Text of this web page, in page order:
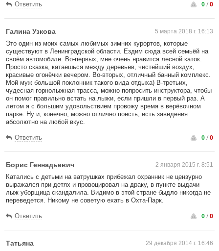
Ответить 0/0
Галина Узкова 5 марта 2018 г. 16:13
Это один из моих самых любимых зимних курортов, которые
существуют в Ленинградской области. Ездим сюда всей семьёй на
своём автомобиле. Во-первых, мне очень нравится лесной каток.
Просто сказка, катаешься между деревьев, чистейший воздух,
красивые огонёчки вечером. Во-вторых, отличный банный комплекс.
Мой муж большой поклонник такого вида отдыха) В-третьих,
чудесная горнолыжная трасса, можно попросить инструктора, чтобы
он помог правильно встать на лыжи, если пришли в первый раз. А
летом я с большим удовольствием провожу время в верёвочном
парке. Ну и, конечно, можно отлично поесть, есть заведения
абсолютно на любой вкус.
Ответить 0/0
Борис Геннадьевич 2 января 2015 г. 8:51
Катались с детьми на ватрушках прибежал охранник не цензурно
выражался при детях и провоцировал на драку, в пункте выдачи
лыж уборщица скандалила. Видимо в этой стране быдло никогда не
переведется. Никому не советую ехать в Охта-Парк.
Ответить 0/0
Татьяна 29 декабря 2014 г. 16:46